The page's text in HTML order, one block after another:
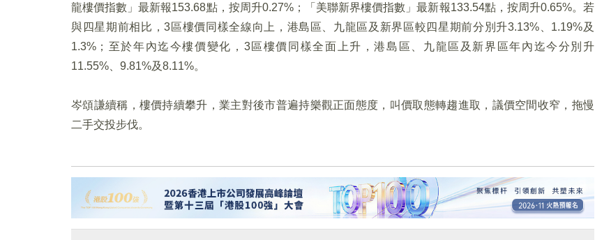
龍樓價指數」最新報153.68點，按周升0.27%；「美聯新界樓價指數」最新報133.54點，按周升0.65%。若
與四星期前相比，3區樓價同樣全線向上，港島區、九龍區及新界區較四星期前分別升3.13%、1.19%及
1.3%；至於年內迄今樓價變化，3區樓價同樣全面上升，港島區、九龍區及新界區年內迄今分別升
11.55%、9.81%及8.11%。
岑頌謙續稱，樓價持續攀升，業主對後市普遍持樂觀正面態度，叫價取態轉趨進取，議價空間收窄，拖慢
二手交投步伐。